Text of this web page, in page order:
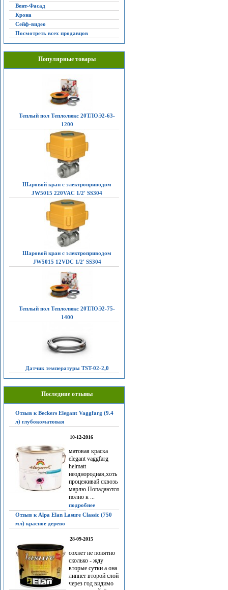
Вент-Фасад
Крона
Сейф-видео
Посмотреть всех продавцов
Популярные товары
Теплый пол Теплолюкс 20ТЛОЭ2-63-
1200
Шаровой кран с электроприводом
JW5015 220VAC 1/2' SS304
Шаровой кран с электроприводом
JW5015 12VDC 1/2' SS304
Теплый пол Теплолюкс 20ТЛОЭ2-75-
1400
Датчик температуры TST-02-2,0
Последние отзывы
Отзыв к Beckers Elegant Vaggfarg (9.4
л) глубокоматовая
10-12-2016
матовая краска
elegant vaggfarg
helmatt
неоднородная,хоть
процеживай сквозь
марлю.Попадаются
полно к ...
подробнее
Отзыв к Alpa Elan Lasure Classic (750
мл) красное дерево
28-09-2015
сохнет не понятно
сколько - жду
вторые сутки а она
липнет второй слой
через год видимо